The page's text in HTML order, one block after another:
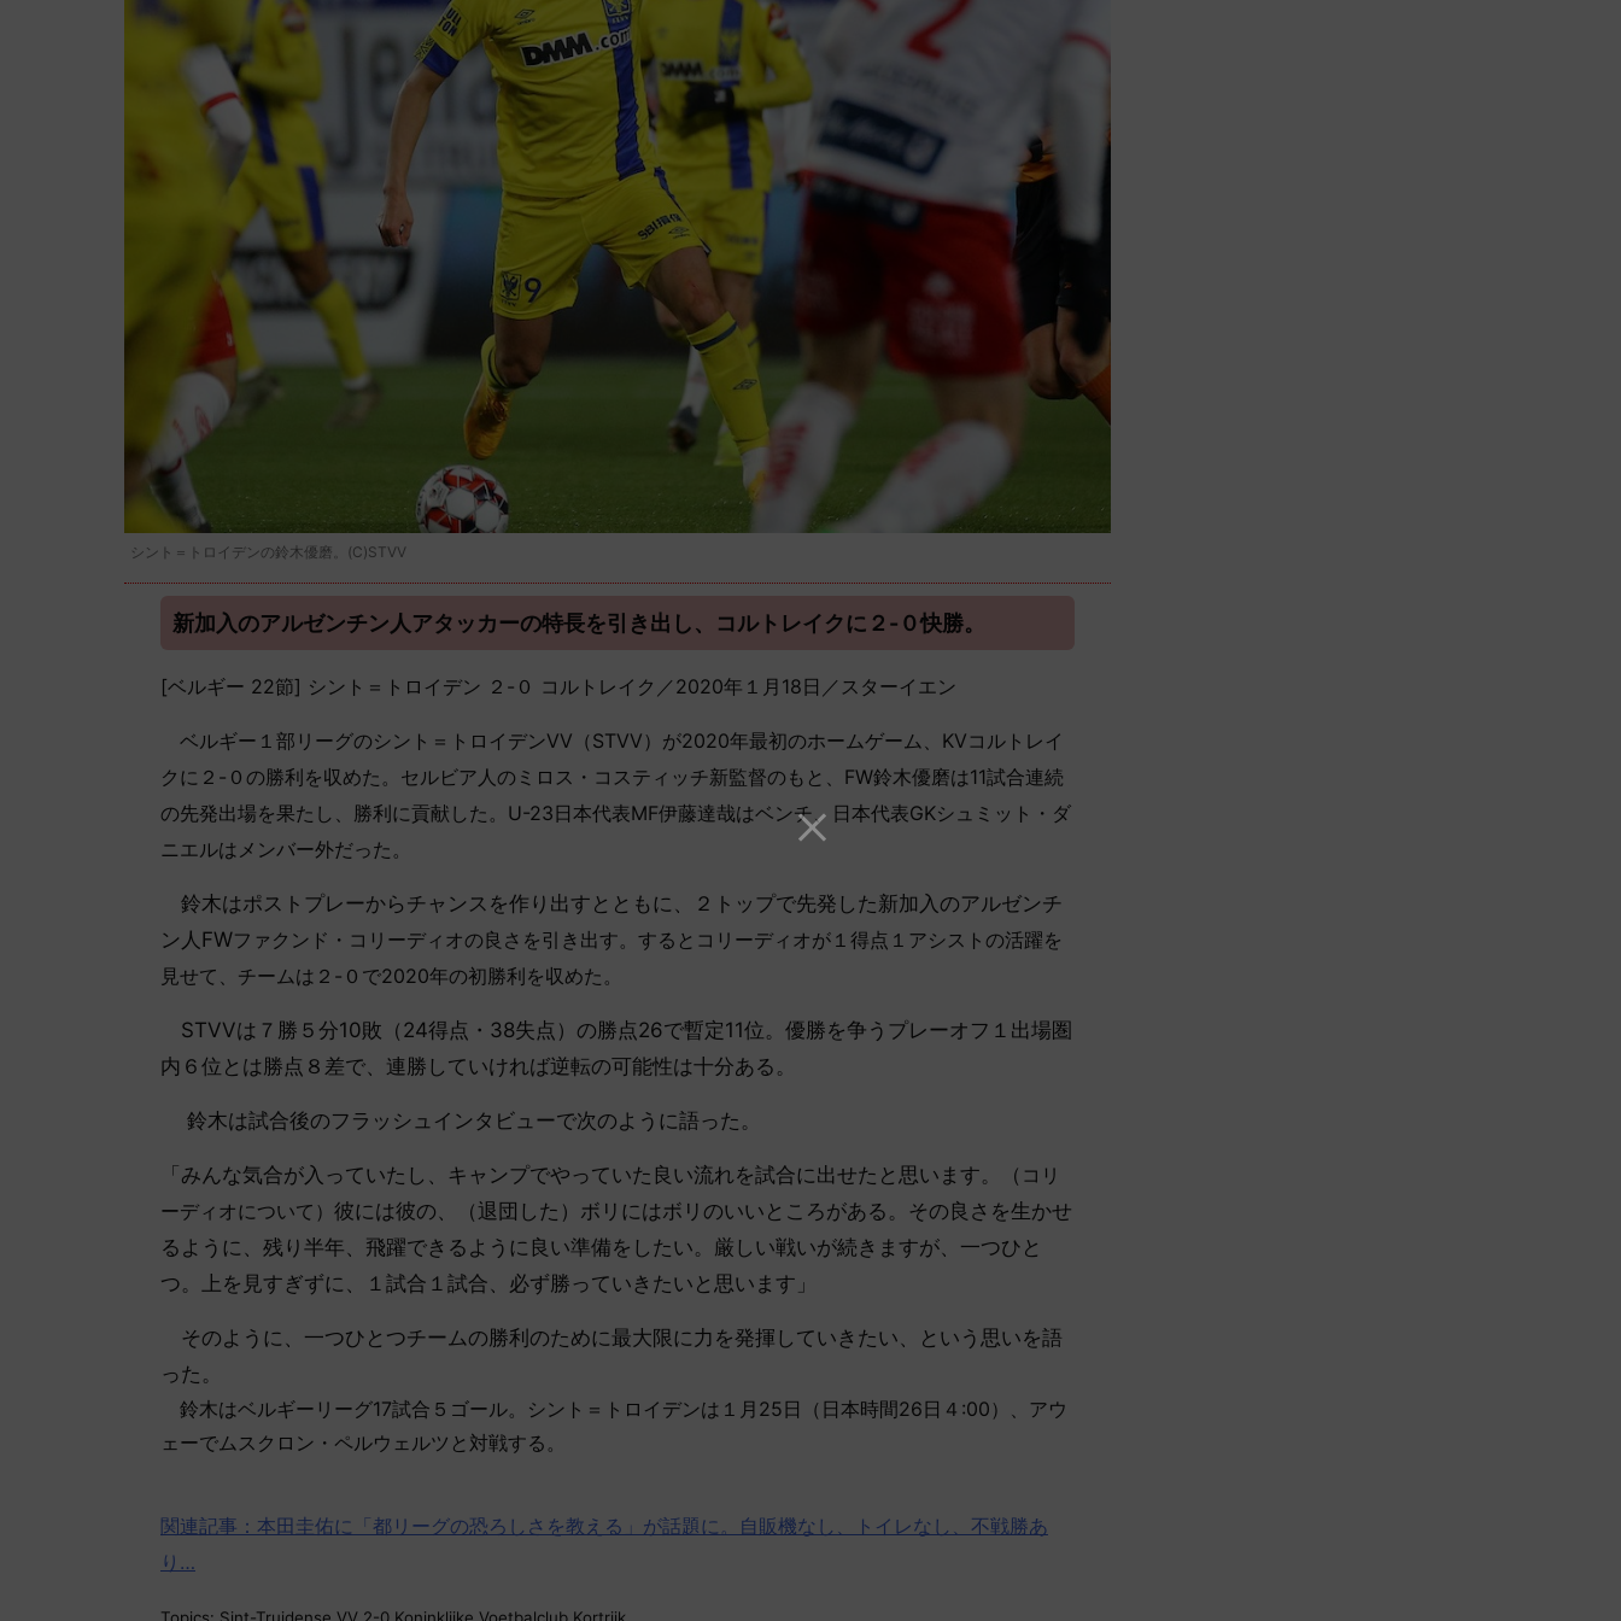
シント＝トロイデンの鈴木優磨。(C)STVV
新加入のアルゼンチン人アタッカーの特長を引き出し、コルトレイクに２-０快勝。
[ベルギー 22節] シント＝トロイデン ２-０ コルトレイク／2020年１月18日／スターイエン
ベルギー１部リーグのシント＝トロイデンVV（STVV）が2020年最初のホームゲーム 、KVコルトレイ
クに２-０の勝利を収めた。セルビア人のミロス・コスティッチ新監督のもと、FW鈴木優磨は11試合連続
の先発出場を果たし、勝利に貢献した 。U-23日本代表MF伊藤達哉はベンチ、日本代表GKシュミット・ダ
ニエルはメンバー外だった。
鈴木はポストプレーからチャンスを作り出すとともに、２トップで先発した新加入のアルゼンチ
ン人FWファクンド・コリーディオの良さを引き出す。するとコリーディオが１得点１アシストの活躍を
見せて、チームは２-０で2020年の初勝利を収めた。
STVVは７勝５分10敗（24得点・38失点）の勝点26で暫定11位。優勝を争うプレーオフ１出場圏
内６位とは勝点８差で、連勝していければ逆転の可能性は十分ある。
鈴木は試合後のフラッシュインタビューで次のように語った。
「みんな気合が入っていたし、キャンプでやっていた良い流れを試合に出せたと思います。（ コリ
ーディオについて） 彼には彼の、（退団した）ボリにはボリのいいところがある。その良さを生かせ
るように、残り半年、飛躍できるように良い準備をしたい。厳しい戦いが続きますが、一つひと
つ。上を見すぎずに、１試合１試合、必ず勝っていきたいと思います」
そのように、一つひとつチームの勝利のために最大限に力を発揮していきたい、という思いを語
った。
鈴木はベルギーリーグ17試合５ゴール。 シント＝トロイデンは１月25日（日本時間26日４:00）、アウ
ェーでムスクロン・ペルウェルツと対戦する。
関連記事：本田圭佑に「都リーグの恐ろしさを教える」が話題に。自販機なし、トイレなし、不戦勝あ
り…
Topics: Sint-Truidense VV 2-0 Koninklijke Voetbalclub Kortrijk.